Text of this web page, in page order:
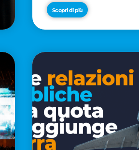
Scopri di più